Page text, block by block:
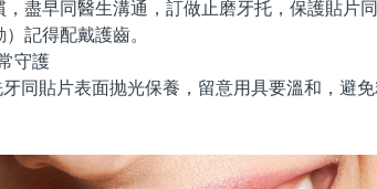
早同醫生溝通，訂做止磨牙托，保護貼片同
記得配戴護齒。
守護
貼片表面抛光保養，留意用具要溫和，避免